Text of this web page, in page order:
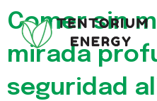
Comer sin
mirada
seguridad